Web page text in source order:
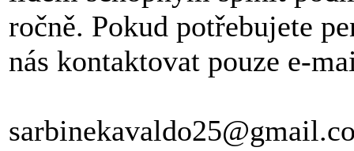
ročně. Pokud potřebujete
nás kontaktovat pouze e-